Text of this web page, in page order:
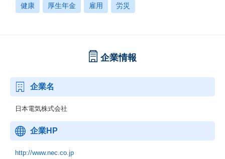
健康 厚生年金 雇用 労災
企業情報
企業名
日本電気株式会社
企業HP
http://www.nec.co.jp